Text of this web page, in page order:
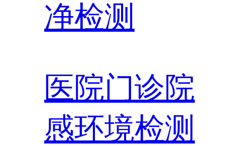
净检测
医院门诊院
感环境检测